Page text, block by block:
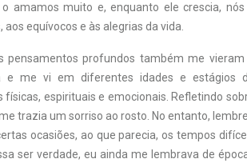
amamos muito e, enquanto ele crescia, nós
equívocos e às alegrias da vida.
pensamentos profundos também me vieram
e me vi em diferentes idades e estágios
espirituais e emocionais. Refletindo
trazia um sorriso ao rosto. No entanto,
ocasiões, ao que parecia, os tempos
ser verdade, eu ainda me lembrava de